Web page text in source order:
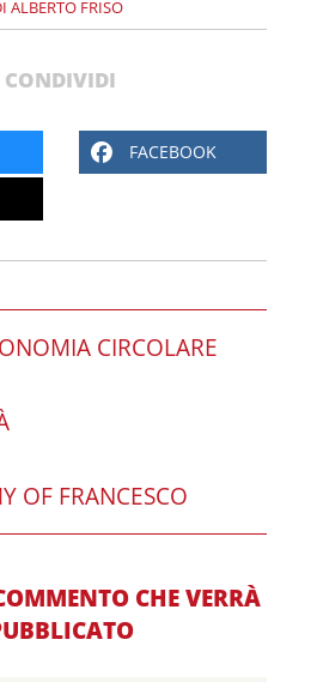
ALBERTO FRISO
CONDIVIDI
FACEBOOK
CIRCOLARE
OF FRANCESCO
CHE VERRÀ